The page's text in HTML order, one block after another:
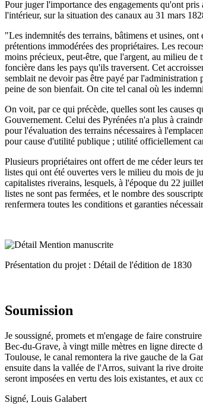
Pour juger l'importance des engagements qu'ont
l'intérieur, sur la situation des canaux au 31 mars
"Les indemnités des terrains, bâtimens et usines,
prétentions immodérées des propriétaires. Les
moins précieux, peut-être, que l'argent, au milieu
foncière dans les pays qu'ils traversent. Cet
semblait ne devoir pas être payé par l'administration
peine de son bienfait. On cite tel canal où les
On voit, par ce qui précède, quelles sont les causes
Gouvernement. Celui des Pyrénées n'a plus à
pour l'évaluation des terrains nécessaires à
pour cause d'utilité publique ; utilité officiellement
Plusieurs propriétaires ont offert de me céder leurs
listes qui ont été ouvertes vers le milieu du mois de
capitalistes riverains, lesquels, à l'époque du 22
listes ne sont pas fermées, et le nombre des
renfermera toutes les conditions et garanties
Présentation du projet : Détail de l'édition de 1830
Soumission
Je soussigné, promets et m'engage de faire
Bec-du-Grave, à vingt mille mètres en ligne directe
Toulouse, le canal remontera la rive gauche de la
ensuite dans la vallée de l'Arros, suivant la rive
seront imposées en vertu des lois existantes, et aux
Signé, Louis Galabert